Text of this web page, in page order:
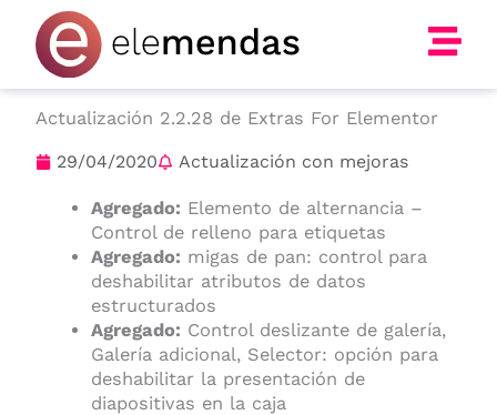
contenido
Actualización 2.2.28 de Extras For Elementor
29/04/2020 Actualización con mejoras
Agregado: Elemento de alternancia –
Control de relleno para etiquetas
Agregado: migas de pan: control para
deshabilitar atributos de datos
estructurados
Agregado: Control deslizante de galería,
Galería adicional, Selector: opción para
deshabilitar la presentación de
diapositivas en la caja